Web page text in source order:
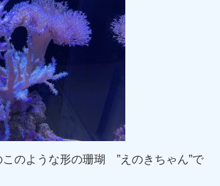
このような形の珊瑚 ”えのきちゃん”で